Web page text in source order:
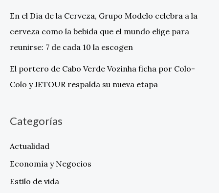
En el Día de la Cerveza, Grupo Modelo celebra a la
cerveza como la bebida que el mundo elige para
reunirse: 7 de cada 10 la escogen
El portero de Cabo Verde Vozinha ficha por Colo-
Colo y JETOUR respalda su nueva etapa
Categorías
Actualidad
Economía y Negocios
Estilo de vida